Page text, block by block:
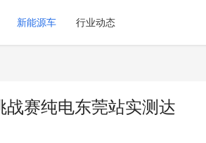
新能源车 行业动态
赛纯电东莞站实测达